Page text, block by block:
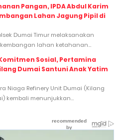
Pangan, IPDA Abdul Karim
Lahan Jagung Pipil di
Dumai Timur melaksanakan
lahan ketahanan...
Sosial, Pertamina
Dumai Santuni Anak Yatim
Niaga Refinery Unit Dumai (Kilang
kembali menunjukkan...